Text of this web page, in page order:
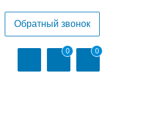
Обратный звонок
0 0